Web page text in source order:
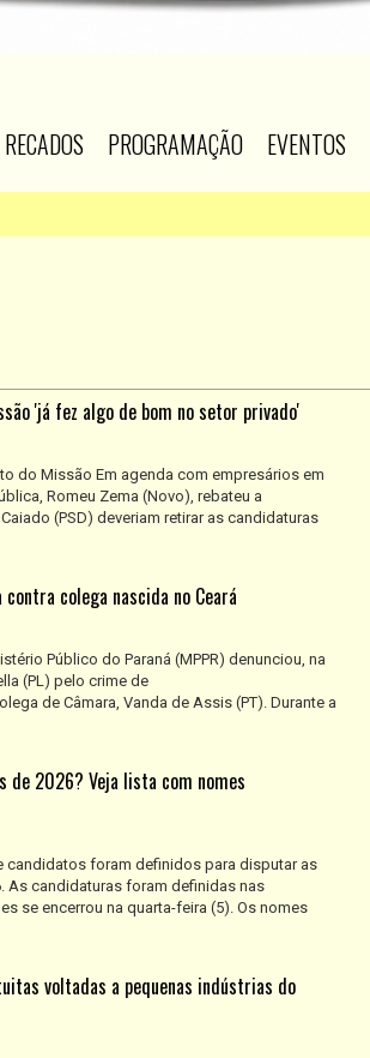
RECADOS PROGRAMAÇÃO EVENTOS
'já fez algo de bom no setor privado'
do Missão Em agenda com empresários em
Romeu Zema (Novo), rebateu a
(PSD) deveriam retirar as candidaturas
colega nascida no Ceará
Público do Paraná (MPPR) denunciou, na
(PL) pelo crime de
de Câmara, Vanda de Assis (PT). Durante a
de 2026? Veja lista com nomes
candidatos foram definidos para disputar as
As candidaturas foram definidas nas
se encerrou na quarta-feira (5). Os nomes
voltadas a pequenas indústrias do